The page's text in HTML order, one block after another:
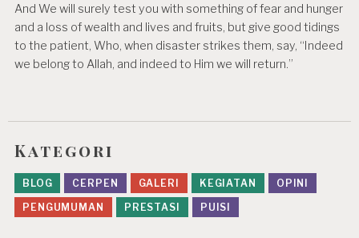
And We will surely test you with something of fear and hunger
and a loss of wealth and lives and fruits, but give good tidings
to the patient, Who, when disaster strikes them, say, “Indeed
we belong to Allah, and indeed to Him we will return.”
Kategori
BLOG CERPEN GALERI KEGIATAN
OPINI
PENGUMUMAN
PRESTASI PUISI